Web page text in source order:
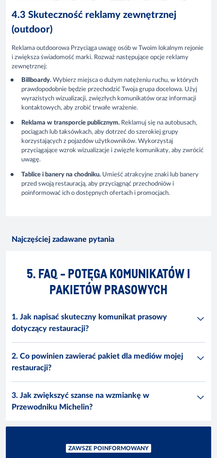
4.3 Skuteczność reklamy zewnętrznej
(outdoor)
Reklama outdoorowa Przyciąga uwagę osób w Twoim lokalnym rejonie
i zwiększa świadomość marki. Rozważ następujące opcje reklamy
zewnętrznej:
Billboardy. Wybierz miejsca o dużym natężeniu ruchu, w których
prawdopodobnie będzie przechodzić Twoja grupa docelowa. Użyj
wyrazistych wizualizacji, zwięzłych komunikatów oraz informacji
kontaktowych, aby zrobić trwałe wrażenie.
Reklama w transporcie publicznym. Reklamuj się na autobusach,
pociągach lub taksówkach, aby dotrzeć do szerokiej grupy
korzystających z pojazdów użytkowników. Wykorzystaj
przyciągające wzrok wizualizacje i zwięzłe komunikaty, aby zwrócić
uwagę.
Tablice i banery na chodniku. Umieść atrakcyjne znaki lub banery
przed swoją restauracją, aby przyciągnąć przechodniów i
poinformować ich o dostępnych ofertach i promocjach.
Najczęściej zadawane pytania
5. FAQ - POTĘGA KOMUNIKATÓW I
PAKIETÓW PRASOWYCH
1. Jak napisać skuteczny komunikat prasowy
dotyczący restauracji?
2. Co powinien zawierać pakiet dla mediów mojej
restauracji?
3. Jak zwiększyć szanse na wzmiankę w
Przewodniku Michelin?
ZAWSZE POINFORMOWANY